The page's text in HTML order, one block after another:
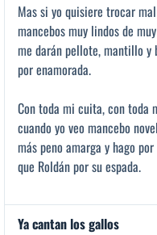
Mas si yo quisiere trocar
mancebos muy lindos de
me darán pellote, mantillo y
por enamorada.
Con toda mi cuita, con toda
cuando yo veo mancebo
más peno amarga y hago
que Roldán por su espada.
Ya cantan los gallos